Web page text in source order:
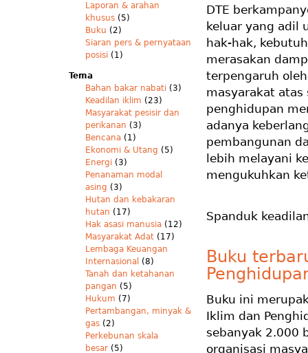
Laporan & arahan
khusus (5)
Buku (2)
Siaran pers & pernyataan
posisi (1)
Tema
Bahan bakar nabati (3)
Keadilan iklim (23)
Masyarakat pesisir dan
perikanan (3)
Bencana (1)
Ekonomi & Utang (5)
Energi (3)
Penanaman modal
asing (3)
Hutan dan kebakaran
hutan (17)
Hak asasi manusia (12)
Masyarakat Adat (17)
Lembaga Keuangan
Internasional (8)
Tanah dan ketahanan
pangan (5)
Hukum (7)
Pertambangan, minyak &
gas (2)
Perkebunan skala
besar (5)
DTE
keluar yang adil
hak-hak,
merasakan
terpengaruh
masyarakat
penghidupan
adanya
pembangunan
lebih melayani
mengukuhkan
Spanduk
Buku
Buku ini
Iklim dan
sebanyak 2.000
organisasi